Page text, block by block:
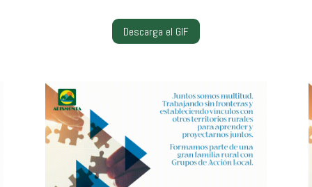
Descarga el GIF